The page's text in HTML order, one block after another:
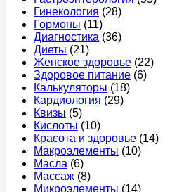
Гинекология (28)
Гормоны (11)
Диагностика (36)
Диеты (21)
Женское здоровье (22)
Здоровое питание (6)
Калькуляторы (18)
Кардиология (29)
Квизы (5)
Кислоты (10)
Красота и здоровье (14)
Макроэлементы (10)
Масла (6)
Массаж (8)
Микроэлементы (14)